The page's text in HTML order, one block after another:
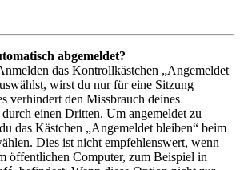
abgemeldet?
das Kontrollkästchen „Angemeldet
wirst du nur für eine Sitzung
verhindert den Missbrauch deines
einen Dritten. Um angemeldet zu
das Kästchen „Angemeldet bleiben“ beim
Dies ist nicht empfehlenswert, wenn
öffentlichen Computer, zum Beispiel in